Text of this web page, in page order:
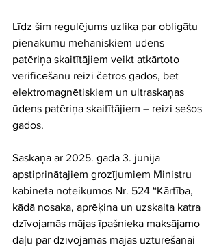
Līdz šim regulējums uzlika par obligātu
pienākumu mehāniskiem ūdens
patēriņa skaitītājiem veikt atkārtoto
verificēšanu reizi četros gados, bet
elektromagnētiskiem un ultraskaņas
ūdens patēriņa skaitītājiem – reizi sešos
gados.
Saskaņā ar 2025. gada 3. jūnijā
apstiprinātajiem grozījumiem Ministru
kabineta noteikumos Nr. 524 “Kārtība,
kādā nosaka, aprēķina un uzskaita katra
dzīvojamās mājas īpašnieka maksājamo
daļu par dzīvojamās mājas uzturēšanai